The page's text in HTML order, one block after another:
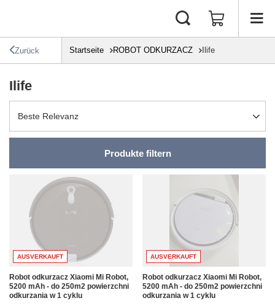
Zurück Startseite ROBOT ODKURZACZ Ilife
Ilife
Sortierung ändern
Beste Relevanz
Produkte filtern
AUSVERKAUFT
Robot odkurzacz Xiaomi Mi Robot,
5200 mAh - do 250m2 powierzchni
odkurzania w 1 cyklu
AUSVERKAUFT
Robot odkurzacz Xiaomi Mi Robot,
5200 mAh - do 250m2 powierzchni
odkurzania w 1 cyklu